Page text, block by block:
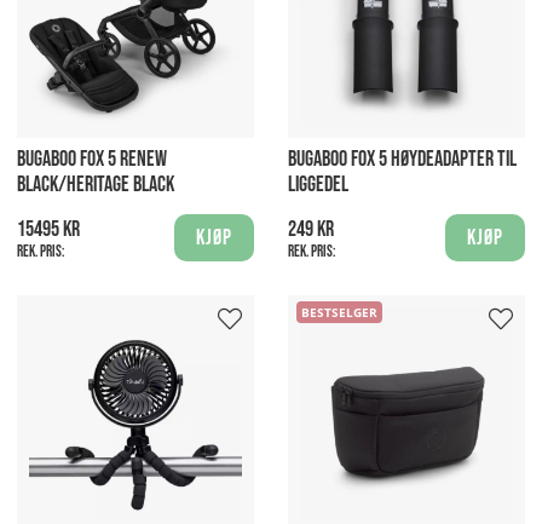
BUGABOO FOX 5 RENEW
BLACK/HERITAGE BLACK
15495 kr
Rek. pris:
Kjøp
BUGABOO FOX 5 HØYDEADAPTER TIL
LIGGEDEL
249 kr
Rek. pris:
Kjøp
BESTSELGER